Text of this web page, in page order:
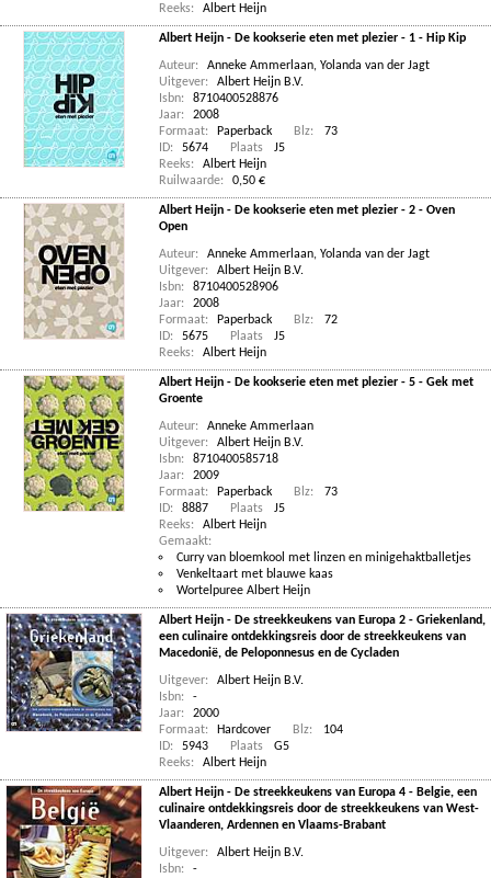
Reeks: Albert Heijn
Albert Heijn - De kookserie eten met plezier - 1 - Hip Kip
Auteur: Anneke Ammerlaan, Yolanda van der Jagt
Uitgever:
Albert Heijn B.V.
Isbn:
8710400528876
Jaar:
2008
Formaat:
Paperback Blz:
73
ID:
5674 Plaats
J5
Reeks:
Albert Heijn
Ruilwaarde:
0,50 €
Albert Heijn - De kookserie eten met plezier - 2 - Oven
Open
Auteur: Anneke Ammerlaan, Yolanda van der Jagt
Uitgever:
Albert Heijn B.V.
Isbn:
8710400528906
Jaar:
2008
Formaat:
Paperback Blz:
72
ID:
5675 Plaats
J5
Reeks:
Albert Heijn
Albert Heijn - De kookserie eten met plezier - 5 - Gek met
Groente
Auteur:
Anneke Ammerlaan
Uitgever:
Albert Heijn B.V.
Isbn:
8710400585718
Jaar:
2009
Formaat:
Paperback Blz:
73
ID:
8887 Plaats
J5
Reeks:
Albert Heijn
Gemaakt:
Curry van bloemkool met linzen en minigehaktballetjes
Venkeltaart met blauwe kaas
Wortelpuree Albert Heijn
Albert Heijn - De streekkeukens van Europa 2 - Griekenland,
een culinaire ontdekkingsreis door de streekkeukens van
Macedonië, de Peloponnesus en de Cycladen
Uitgever:
Albert Heijn B.V.
Isbn:
-
Jaar:
2000
Formaat:
Hardcover Blz:
104
ID:
5943 Plaats
G5
Reeks:
Albert Heijn
Albert Heijn - De streekkeukens van Europa 4 - Belgie, een
culinaire ontdekkingsreis door de streekkeukens van West-
Vlaanderen, Ardennen en Vlaams-Brabant
Uitgever:
Albert Heijn B.V.
Isbn:
-